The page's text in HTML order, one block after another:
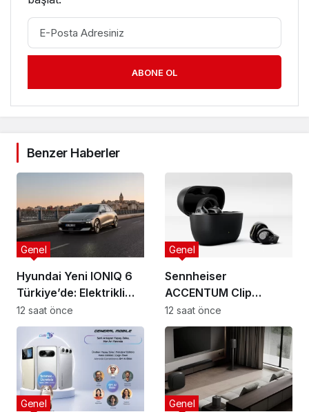
ABONE OL
Benzer Haberler
Hyundai Yeni IONIQ 6
Türkiye’de: Elektrikli
mobiliteye yeni boyut
Genel
12 saat önce
Sennheiser
ACCENTUM Clip
Türkiye’de: Açık kulak
teknolojisinde yeni
standart
Genel
12 saat önce
Genel Genel